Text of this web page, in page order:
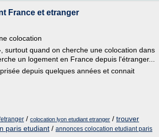
France et etranger
colocation
surtout quand on cherche une colocation dans
un logement en France depuis l'étranger...
depuis quelques années et connait
/ colocation lyon etudiant etranger / trouver
paris etudiant / annonces colocation etudiant paris